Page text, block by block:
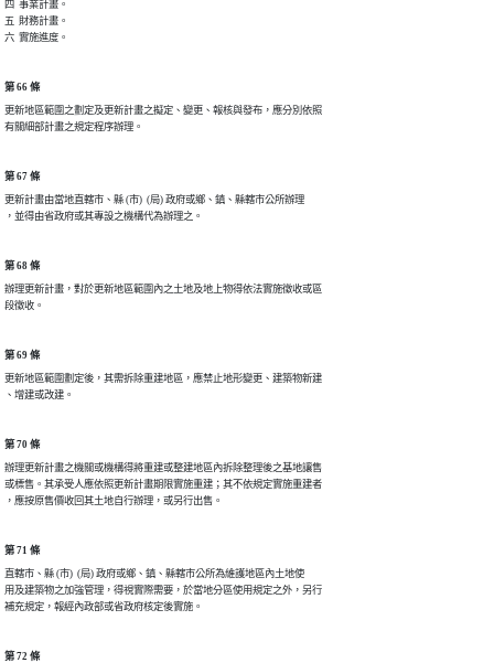
四  事業計畫。
五  財務計畫。
第 66 條
更新地區範圍之劃定及更新計畫之擬定、變更、報核與發布，應分別依照
第 67 條
更新計畫由當地直轄市、縣 (市)  (局) 政府或鄉、鎮、縣轄市公所辦理
第 68 條
辦理更新計畫，對於更新地區範圍內之土地及地上物得依法實施徵收或區
第 69 條
更新地區範圍劃定後，其需拆除重建地區，應禁止地形變更、建築物新建
第 70 條
辦理更新計畫之機關或機構得將重建或整建地區內拆除整理後之基地讓售
或標售。其承受人應依照更新計畫期限實施重建；其不依規定實施重建者
第 71 條
直轄市、縣 (市)  (局) 政府或鄉、鎮、縣轄市公所為維護地區內土地使
用及建築物之加強管理，得視實際需要，於當地分區使用規定之外，另行
第 72 條